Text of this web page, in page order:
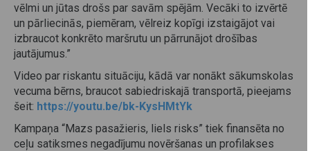
vēlmi un jūtas drošs par savām spējām. Vecāki to izvērtē
un pārliecinās, piemēram, vēlreiz kopīgi izstaigājot vai
izbraucot konkrēto maršrutu un pārrunājot drošības
jautājumus.”
Video par riskantu situāciju, kādā var nonākt sākumskolas
vecuma bērns, braucot sabiedriskajā transportā, pieejams
šeit: https://youtu.be/bk-KysHMtYk
Kampaņa “Mazs pasažieris, liels risks” tiek finansēta no
ceļu satiksmes negadījumu novēršanas un profilakses